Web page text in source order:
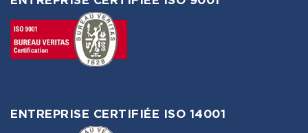
ENTREPRISE CERTIFIÉE ISO 14001